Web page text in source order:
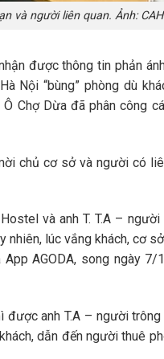
và người liên quan. Ảnh:
được thông tin phản
Nội “bùng” phòng dù
Chợ Dừa đã phân công
chủ cơ sở và người có
và anh T. T.A –
lúc vắng khách, cơ
AGODA, song ngày 7/
anh T.A – người
dẫn đến người thuê